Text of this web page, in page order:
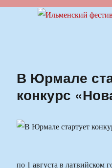
Ильменский
В Юрмале
конкурс
по 1 августа в латвийском